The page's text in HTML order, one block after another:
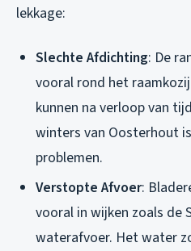
lekkage:
Slechte Afdichting: De
vooral rond het
kunnen na verloop van
winters van Oosterhout
problemen.
Verstopte Afvoer:
vooral in wijken zoals de
waterafvoer. Het water